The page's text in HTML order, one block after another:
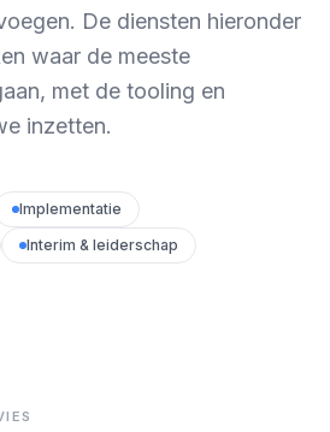
De diensten hieronder
waar de meeste
met de tooling en
inzetten.
Implementatie
Interim & leiderschap